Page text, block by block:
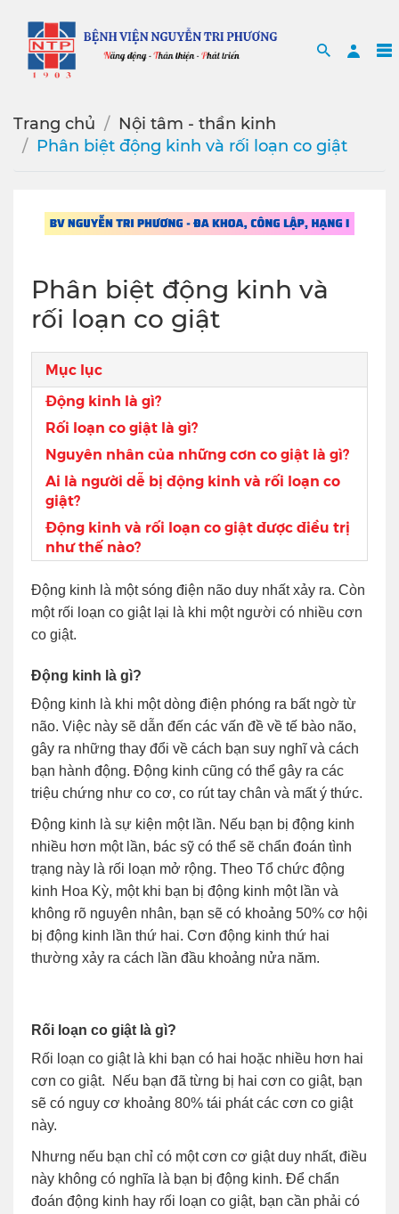
Search
Trang chủ
Nội tâm - thần kinh
Phân biệt động kinh và rối loạn co giật
Phân biệt động kinh và
rối loạn co giật
Mục lục
Động kinh là gì?
Rối loạn co giật là gì?
Nguyên nhân của những cơn co giật là gì?
Ai là người dễ bị động kinh và rối loạn co
giật?
Động kinh và rối loạn co giật được điều trị
như thế nào?
Động kinh là một sóng điện não duy nhất xảy ra. Còn
một rối loạn co giật lại là khi một người có nhiều cơn
co giật.
Động kinh là gì?
Động kinh là khi một dòng điện phóng ra bất ngờ từ
não. Việc này sẽ dẫn đến các vấn đề về tế bào não,
gây ra những thay đổi về cách bạn suy nghĩ và cách
bạn hành động. Động kinh cũng có thể gây ra các
triệu chứng như co cơ, co rút tay chân và mất ý thức.
Động kinh là sự kiện một lần. Nếu bạn bị động kinh
nhiều hơn một lần, bác sỹ có thể sẽ chẩn đoán tình
trạng này là rối loạn mở rộng. Theo Tổ chức động
kinh Hoa Kỳ, một khi bạn bị động kinh một lần và
không rõ nguyên nhân, bạn sẽ có khoảng 50% cơ hội
bị động kinh lần thứ hai. Cơn động kinh thứ hai
thường xảy ra cách lần đầu khoảng nửa năm.
Rối loạn co giật là gì?
Rối loạn co giật là khi bạn có hai hoặc nhiều hơn hai
cơn co giật. Nếu bạn đã từng bị hai cơn co giật, bạn
sẽ có nguy cơ khoảng 80% tái phát các cơn co giật
này.
Nhưng nếu bạn chỉ có một cơn cơ giật duy nhất, điều
này không có nghĩa là bạn bị động kinh. Để chẩn
đoán động kinh hay rối loạn co giật, bạn cần phải có